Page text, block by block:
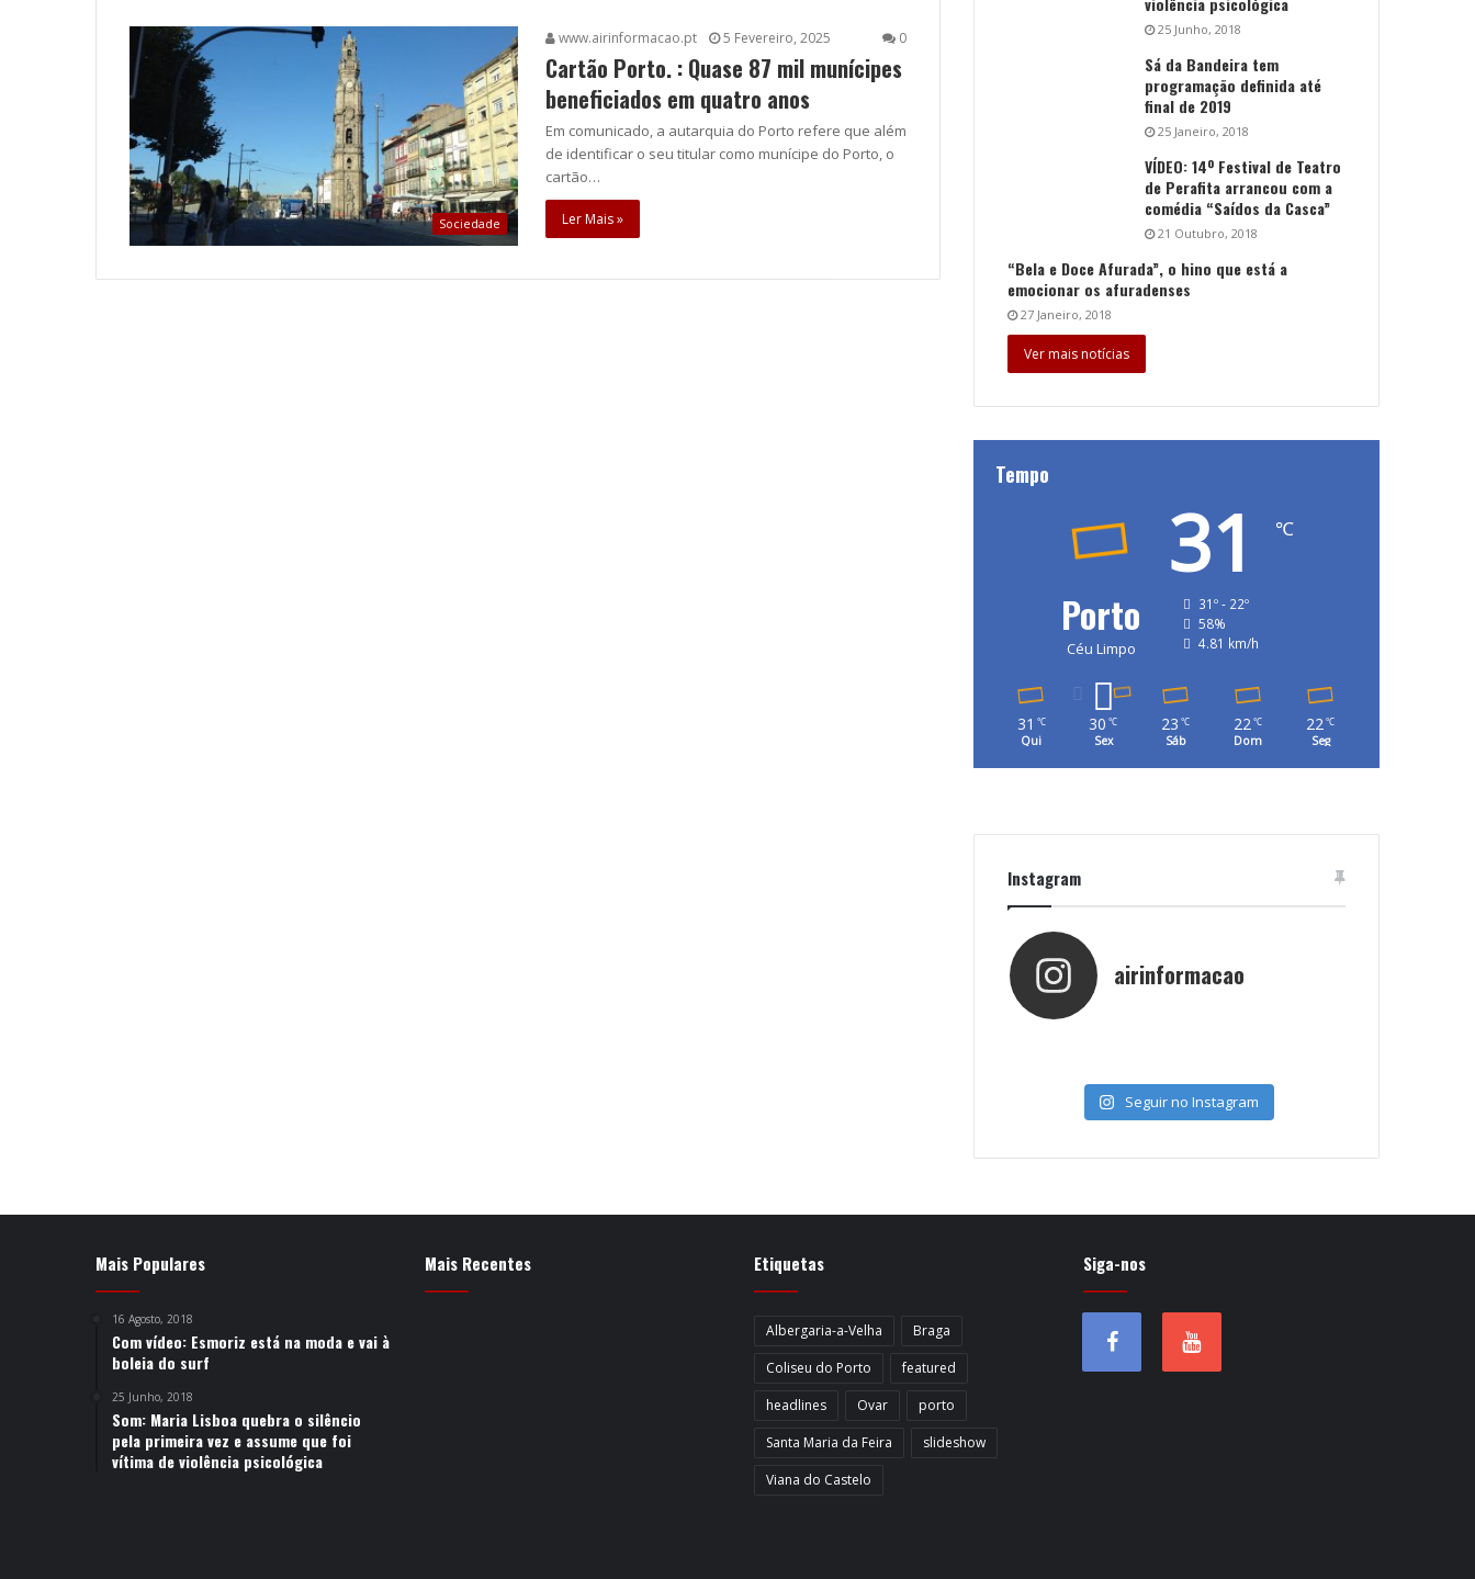
Sociedade
www.airinformacao.pt 5 Fevereiro, 2025 0
Cartão Porto. : Quase 87 mil munícipes
beneficiados em quatro anos
Em comunicado, a autarquia do Porto refere que além
de identificar o seu titular como munícipe do Porto, o
cartão…
Ler Mais »
25 Junho, 2018
Sá da Bandeira tem
programação definida até
final de 2019
25 Janeiro, 2018
VÍDEO: 14º Festival de Teatro
de Perafita arrancou com a
comédia “Saídos da Casca”
21 Outubro, 2018
“Bela e Doce Afurada”, o hino que está a
emocionar os afuradenses
27 Janeiro, 2018
Ver mais notícias
Tempo
Porto
Céu Limpo
31 ℃
31º - 22º
58%
4.81 km/h
31 ℃
Qui
30 ℃
Sex
23 ℃
Sáb
22℃
Dom
22℃
Seg
Instagram
airinformacao
Seguir no Instagram
Mais Populares
16 Agosto, 2018
Com vídeo: Esmoriz está na moda e vai à
boleia do surf
25 Junho, 2018
Som: Maria Lisboa quebra o silêncio
pela primeira vez e assume que foi
vítima de violência psicológica
Mais Recentes Etiquetas
Albergaria-a-Velha
Braga
Coliseu do Porto
featured
headlines
Ovar
porto
Santa Maria da Feira
slideshow
Viana do Castelo
Siga-nos